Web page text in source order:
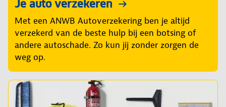
Je auto verzekeren
Met een ANWB Autoverzekering ben je altijd
verzekerd van de beste hulp bij een botsing of
andere autoschade. Zo kun jij zonder zorgen de
weg op.